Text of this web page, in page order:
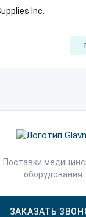
Inc.
Поставки
оборудования
ЗАКАЗАТЬ